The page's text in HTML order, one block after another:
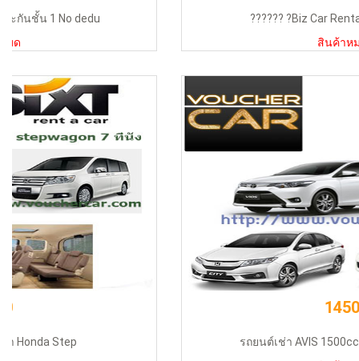
?????? ?Biz Car Rental ????? 1600cc
รถยนต์เช่า AVIS 1500cc (แบบ 2 วันติดกัน)